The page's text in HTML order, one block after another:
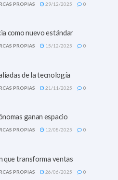
PROPIAS 29/12/2025 0
como nuevo estándar
PROPIAS 15/12/2025 0
de la tecnología
PROPIAS 21/11/2025 0
ganan espacio
PROPIAS 12/08/2025 0
que transforma ventas
PROPIAS 26/06/2025 0